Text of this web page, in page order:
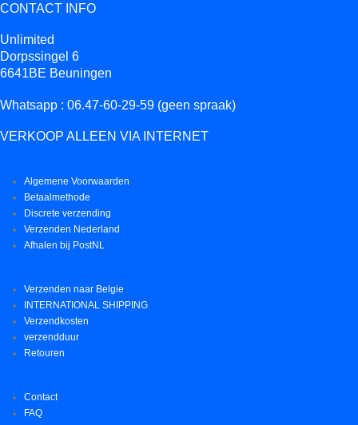
CONTACT INFO
Unlimited
Dorpssingel 6
6641BE Beuningen
Whatsapp : 06.47-60-29-59 (geen spraak)
VERKOOP ALLEEN VIA INTERNET
Algemene Voorwaarden
Betaalmethode
Discrete verzending
Verzenden Nederland
Afhalen bij PostNL
Verzenden naar Belgie
INTERNATIONAL SHIPPING
Verzendkosten
verzendduur
Retouren
Contact
FAQ